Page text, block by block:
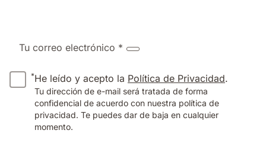
Tu correo electrónico *
*He leído y acepto la Política de Privacidad.
Tu dirección de e-mail será tratada de forma
confidencial de acuerdo con nuestra política de
privacidad. Te puedes dar de baja en cualquier
momento.